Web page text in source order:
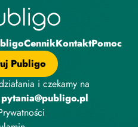
CennikKontaktPomoc
Publigo
i czekamy na
pytania@publigo.pl